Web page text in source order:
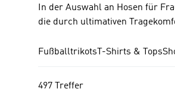
In der Auswahl an Hosen für
die durch ultimativen
Fußballtrikots T-Shirts & Tops
497 Treffer